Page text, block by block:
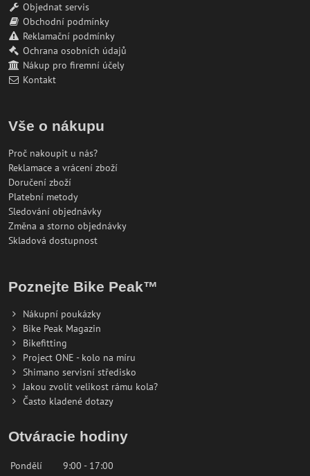
Objednat servis
Obchodní podmínky
Reklamační podmínky
Ochrana osobních údajů
Nákup pro firemní účely
Kontakt
Vše o nákupu
Proč nakoupit u nás?
Reklamace a vrácení zboží
Doručení zboží
Platební metody
Sledování objednávky
Změna a storno objednávky
Skladová dostupnost
Poznejte Bike Peak™
Nákupní poukázky
Bike Peak Magazin
Bikefitting
Project ONE - kolo na míru
Shimano servisní středisko
Jakou zvolit velikost rámu kola?
Často kladené dotazy
Otváracie hodiny
Pondělí 9:00 - 17:00